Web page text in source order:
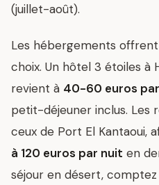
(juillet-août).
Les hébergements
choix. Un hôtel 3 étoiles à
revient à 40-60 euros
petit-déjeuner inclus. Les
ceux de Port El Kantaoui,
à 120 euros par nuit en
séjour en désert, comptez